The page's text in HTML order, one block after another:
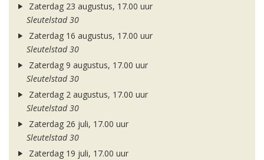
Zaterdag 23 augustus, 17.00 uur
Sleutelstad 30
Zaterdag 16 augustus, 17.00 uur
Sleutelstad 30
Zaterdag 9 augustus, 17.00 uur
Sleutelstad 30
Zaterdag 2 augustus, 17.00 uur
Sleutelstad 30
Zaterdag 26 juli, 17.00 uur
Sleutelstad 30
Zaterdag 19 juli, 17.00 uur